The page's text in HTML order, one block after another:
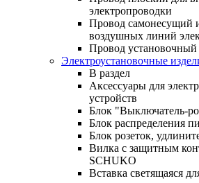
электропроводки
Провод самонесущий
воздушных линий
Провод установочный
Электроустановочные
В раздел
Аксессуары для
устройств
Блок "Выключатель-
Блок распределения
Блок розеток,
Вилка с защитным
SCHUKO
Вставка светящаяся